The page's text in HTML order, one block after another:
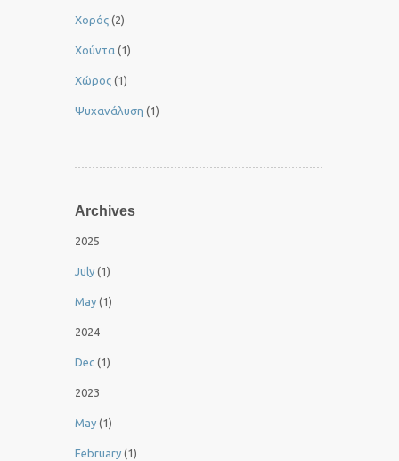
Χορός (2)
Χούντα (1)
Χώρος (1)
Ψυχανάλυση (1)
Archives
2025
July (1)
May (1)
2024
Dec (1)
2023
May (1)
February (1)